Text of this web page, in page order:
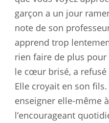
garçon a un jour
note de son
apprend trop
rien faire de plus pour
le cœur brisé, a refusé
Elle croyait en son
enseigner elle-même
l’encourageant